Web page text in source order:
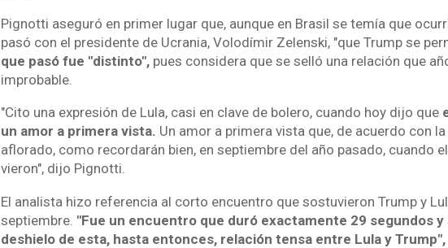
Pignotti aseguró en primer lugar que, aunque en Brasil se temía que
pasó con el presidente de Ucrania, Volodímir Zelenski, "que Trump se
que pasó fue "distinto",pues considera que se selló una relación que
improbable.
"Cito una expresión de Lula, casi en clave de bolero, cuando hoy dijo que
un amor a primera vista. Un amor a primera vista que, de acuerdo con
aflorado, como recordarán bien, en septiembre del año pasado, cuando
vieron", dijo Pignotti.
El analista hizo referencia al corto encuentro que sostuvieron Trump y
septiembre. "Fue un encuentro que duró exactamente 29 segundos y
deshielo de esta, hasta entonces, relación tensa entre Lula y Trump",